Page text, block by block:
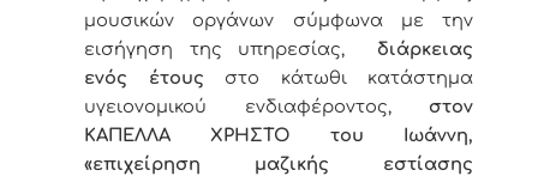
μουσικών οργάνων σύμφωνα με την
εισήγηση της υπηρεσίας, διάρκειας
ενός έτους στο κάτωθι κατάστημα
υγειονομικού ενδιαφέροντος,στον
ΚΑΠΕΛΛΑ ΧΡΗΣΤΟ του Ιωάννη,
«επιχείρηση μαζικής εστίασης